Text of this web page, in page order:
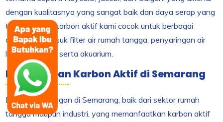
dengan kualitasnya yang sangat baik dan daya serap yang
tinggi. Produk karbon aktif kami cocok untuk berbagai
aplikasi, termasuk filter air rumah tangga, penyaringan air
limbah industri, serta akuarium.
Penggunaan Karbon Aktif di Semarang
Banyak pelanggan di Semarang, baik dari sektor rumah
tangga maupun industri, yang memanfaatkan karbon aktif